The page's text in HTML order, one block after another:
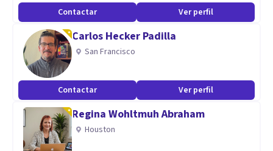
Contactar Ver perfil
Carlos Hecker Padilla
San Francisco
Contactar Ver perfil
Regina Wohltmuh Abraham
Houston